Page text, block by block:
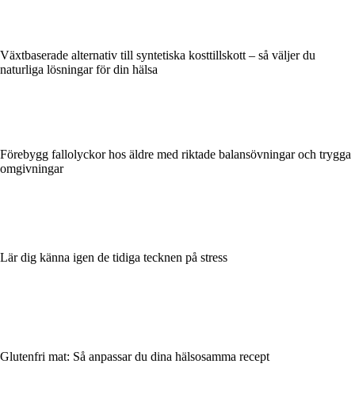
Växtbaserade alternativ till syntetiska kosttillskott – så väljer du
naturliga lösningar för din hälsa
Förebygg fallolyckor hos äldre med riktade balansövningar och trygga
omgivningar
Lär dig känna igen de tidiga tecknen på stress
Glutenfri mat: Så anpassar du dina hälsosamma recept